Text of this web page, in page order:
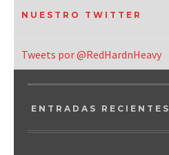
NUESTRO TWITTER
Tweets por @RedHardnHeavy
ENTRADAS RECIENTES